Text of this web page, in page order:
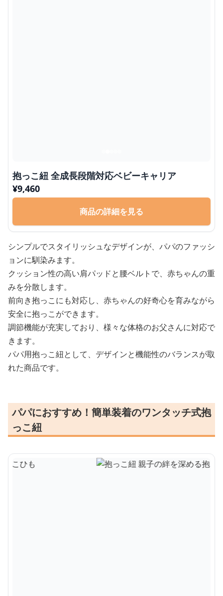
抱っこ紐 全成長段階対応ベビーキャリア
¥9,460
商品の詳細を見る
シンプルでスタイリッシュなデザインが、パパのファッシ
ョンに馴染みます。
クッション性の高い肩パッドと腰ベルトで、赤ちゃんの重
みを分散します。
前向き抱っこにも対応し、赤ちゃんの好奇心を育みながら
安全に抱っこができます。
調節機能が充実しており、様々な体格のお父さんに対応で
きます。
パパ用抱っこ紐として、デザインと機能性のバランスが取
れた商品です。
パパにおすすめ！簡単装着のワンタッチ式抱
っこ紐